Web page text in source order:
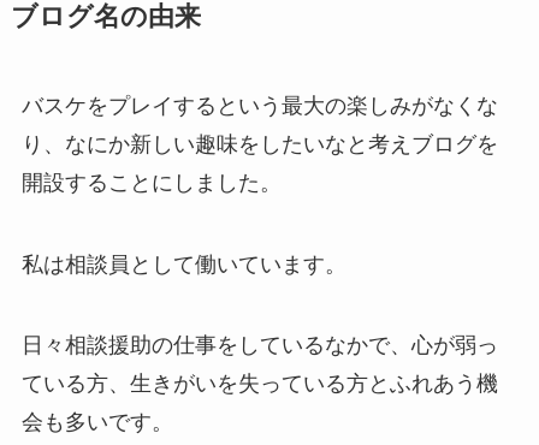
ブログ名の由来
バスケをプレイするという最大の楽しみがなくな
り、なにか新しい趣味をしたいなと考えブログを
開設することにしました。
私は相談員として働いています。
日々相談援助の仕事をしているなかで、心が弱っ
ている方、生きがいを失っている方とふれあう機
会も多いです。